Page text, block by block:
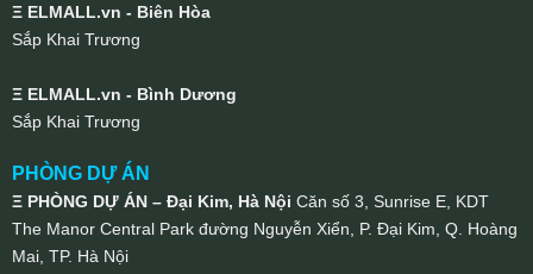
Ξ ELMALL.vn - Biên Hòa
Sắp Khai Trương
Ξ ELMALL.vn - Bình Dương
Sắp Khai Trương
PHÒNG DỰ ÁN
Ξ PHÒNG DỰ ÁN – Đại Kim, Hà Nội Căn số 3, Sunrise E, KDT
The Manor Central Park đường Nguyễn Xiển, P. Đại Kim, Q. Hoàng
Mai, TP. Hà Nội